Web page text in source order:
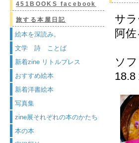
451BOOKS facebook
旅する本屋日記
絵本を深読み。
文学 詩 ことば
新着zine リトルプレス
おすすめ絵本
新着洋書絵本
写真集
zine展それぞれの本のかたち
本の本
サ
阿
ソ
18.8